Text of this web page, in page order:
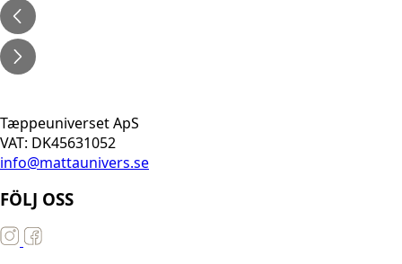
Tæppeuniverset ApS
VAT: DK45631052
info@mattaunivers.se
FÖLJ OSS